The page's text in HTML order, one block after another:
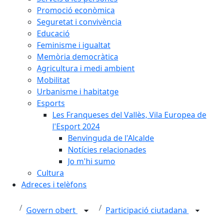
Promoció econòmica
Seguretat i convivència
Educació
Feminisme i igualtat
Memòria democràtica
Agricultura i medi ambient
Mobilitat
Urbanisme i habitatge
Esports
Les Franqueses del Vallès, Vila Europea de
l'Esport 2024
Benvinguda de l'Alcalde
Notícies relacionades
Jo m'hi sumo
Cultura
Adreces i telèfons
Govern obert
Participació ciutadana